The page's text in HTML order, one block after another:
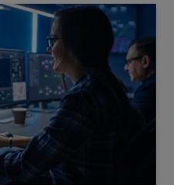
实时网络处理能力